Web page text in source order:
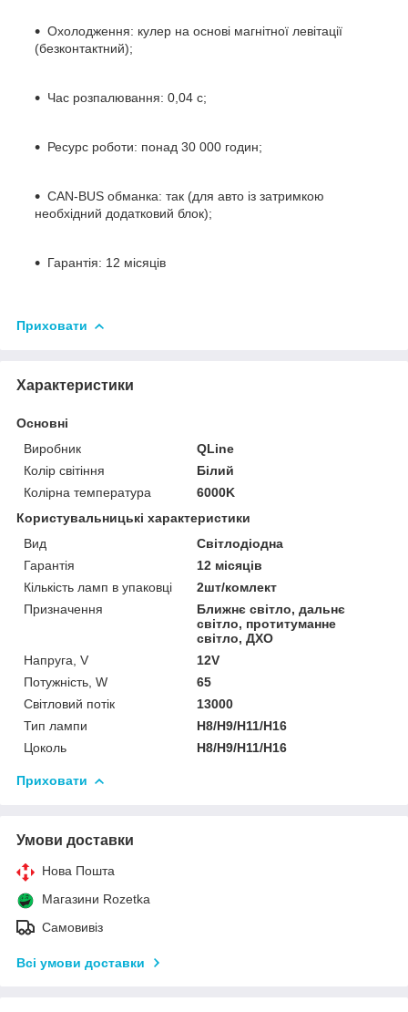
Охолодження: кулер на основі магнітної левітації
(безконтактний);
Час розпалювання: 0,04 с;
Ресурс роботи: понад 30 000 годин;
CAN-BUS обманка: так (для авто із затримкою
необхідний додатковий блок);
Гарантія: 12 місяців
Приховати
Характеристики
Основні
Виробник
QLine
Колір світіння
Білий
Колірна температура
6000K
Користувальницькі характеристики
Вид
Світлодіодна
Гарантія
12 місяців
Кількість ламп в упаковці
2шт/комлект
Призначення
Ближнє світло, дальнє
світло, протитуманне
світло, ДХО
Напруга, V
12V
Потужність, W
65
Світловий потік
13000
Тип лампи
H8/H9/H11/H16
Цоколь
H8/H9/H11/H16
Приховати
Умови доставки
Нова Пошта
Магазини Rozetka
Самовивіз
Всі умови доставки